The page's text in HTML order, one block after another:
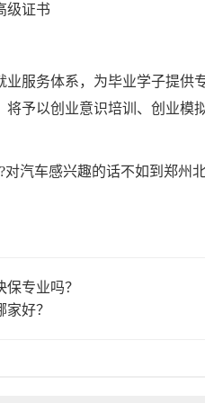
级证书
服务体系，为毕业学子提供
予以创业意识培训、创业模
汽车感兴趣的话不如到郑州
专业吗？
好？